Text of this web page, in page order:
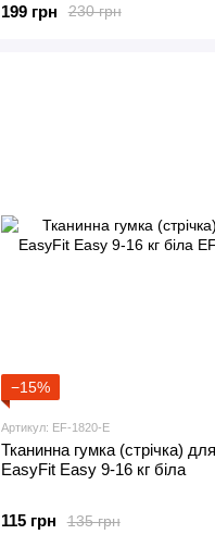
230 грн
199 грн
−15%
Артикул: EF-1820-E
Тканинна гумка (стрічка)
EasyFit Easy 9-16 кг біла
135 грн
115 грн